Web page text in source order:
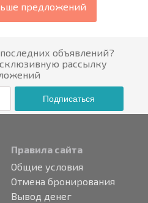
предложений
объявлений?
рассылку
Подписаться
Правила сайта
Общие условия
Отмена бронирования
Вывод денег